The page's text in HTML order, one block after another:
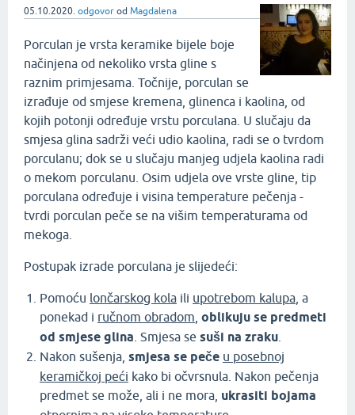
05.10.2020. odgovor od Magdalena
Porculan je vrsta keramike bijele boje
načinjena od nekoliko vrsta gline s
raznim primjesama. Točnije, porculan se
izrađuje od smjese kremena, glinenca i kaolina, od
kojih potonji određuje vrstu porculana. U slučaju da
smjesa glina sadrži veći udio kaolina, radi se o tvrdom
porculanu; dok se u slučaju manjeg udjela kaolina radi
o mekom porculanu. Osim udjela ove vrste gline, tip
porculana određuje i visina temperature pečenja -
tvrdi porculan peče se na višim temperaturama od
mekoga.
Postupak izrade porculana je slijedeći:
Pomoću lončarskog kola ili upotrebom kalupa , a
ponekad i ručnom obradom oblikuju se predmeti
od smjese glina . Smjesa se suši na zraku
Nakon sušenja, smjesa se peče u posebnoj
keramičkoj peći kako bi očvrsnula. Nakon pečenja
predmet se može, ali i ne mora, ukrasiti bojama